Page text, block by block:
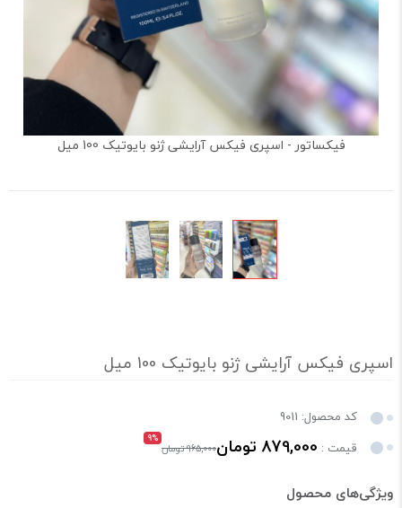
فیکساتور - اسپری فیکس آرایشی ژنو بایوتیک 100 میل
اسپری فیکس آرایشی ژنو بایوتیک 100 میل
کد محصول: 9011
قیمت : 879,000 تومان 9%
965,000 تومان